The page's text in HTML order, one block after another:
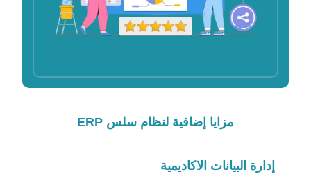
مزايا إضافية لنظام سلس ERP
إدارة البيانات الأكاديمية